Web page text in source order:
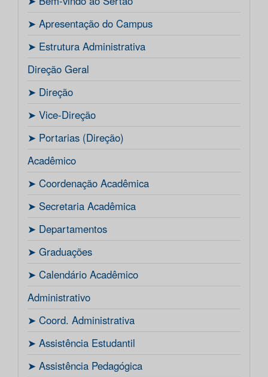
ㅤ➤ Apresentação do Campus
ㅤ➤ Estrutura Administrativa
Direção Geral
ㅤ➤ Direção
ㅤ➤ Vice-Direção
ㅤ➤ Portarias (Direção)
Acadêmico
ㅤ➤ Coordenação Acadêmica
ㅤㅤ➤ Secretaria Acadêmica
ㅤ➤ Departamentos
ㅤ➤ Graduações
ㅤ➤ Calendário Acadêmico
Administrativo
ㅤ➤ Coord. Administrativa
ㅤ➤ Assistência Estudantil
ㅤ➤ Assistência Pedagógica